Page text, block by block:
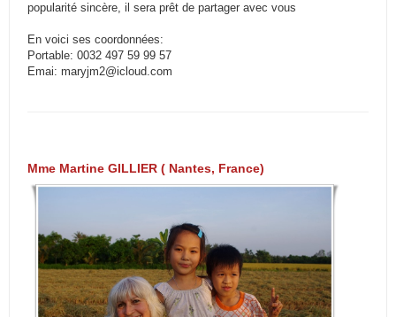
popularité sincère, il sera prêt de partager avec vous
En voici ses coordonnées:
Portable: 0032 497 59 99 57
Emai: maryjm2@icloud.com
Mme Martine GILLIER ( Nantes, France)